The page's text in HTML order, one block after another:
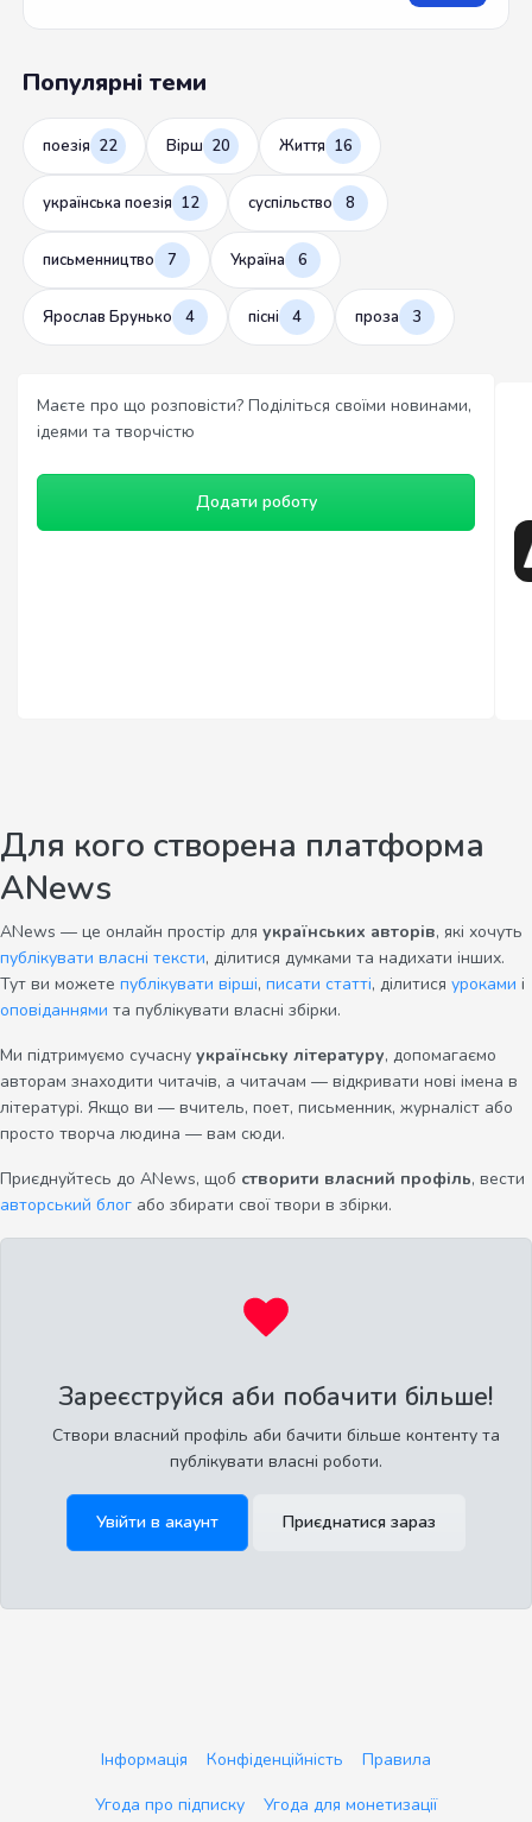
Популярні теми
поезія 22 Вірш 20 Життя 16
українська поезія 12 суспільство 8
письменництво 7 Україна 6
Ярослав Брунько 4 пісні 4 проза 3
Маєте про що розповісти? Поділіться своїми новинами,
ідеями та творчістю
Додати роботу
Для кого створена платформа
ANews
ANews — це онлайн простір для українських авторів, які хочуть
публікувати власні тексти, ділитися думками та надихати інших.
Тут ви можете публікувати вірші, писати статті, ділитися уроками і
оповіданнями та публікувати власні збірки.
Ми підтримуємо сучасну українську літературу, допомагаємо
авторам знаходити читачів, а читачам — відкривати нові імена в
літературі. Якщо ви — вчитель, поет, письменник, журналіст або
просто творча людина — вам сюди.
Приєднуйтесь до ANews, щоб створити власний профіль, вести
авторський блог або збирати свої твори в збірки.
Зареєструйся аби побачити більше!
Створи власний профіль аби бачити більше контенту та
публікувати власні роботи.
Увійти в акаунт Приєднатися зараз
Інформація Конфіденційність
Правила
Угода про підписку
Угода для монетизації